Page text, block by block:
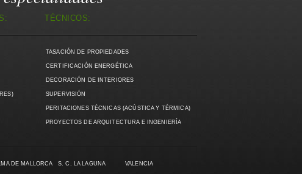
TÉCNICOS:
TASACIÓN DE PROPIEDADES
CERTIFICACIÓN ENERGÉTICA
DECORACIÓN DE INTERIORES
SUPERVISIÓN
PERITACIONES TÉCNICAS (ACÚSTICA Y TÉRMICA)
PROYECTOS DE ARQUITECTURA E INGENIERÍA
DE MALLORCA S. C. LA LAGUNA VALENCIA